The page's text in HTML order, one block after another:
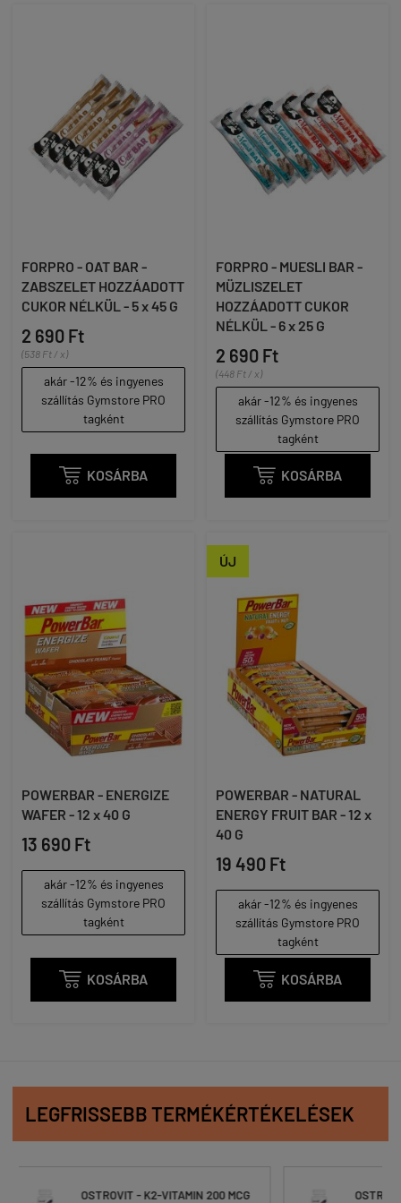
FORPRO - OAT BAR -
ZABSZELET HOZZÁADOTT
CUKOR NÉLKÜL - 5 x 45 G
2 690 Ft
(538 Ft / x)
akár -12% és ingyenes
szállítás Gymstore PRO
tagként
 KOSÁRBA
FORPRO - MUESLI BAR -
MÜZLISZELET
HOZZÁADOTT CUKOR
NÉLKÜL - 6 x 25 G
2 690 Ft
(448 Ft / x)
akár -12% és ingyenes
szállítás Gymstore PRO
tagként
 KOSÁRBA
POWERBAR - ENERGIZE
WAFER - 12 x 40 G
13 690 Ft
akár -12% és ingyenes
szállítás Gymstore PRO
tagként
 KOSÁRBA
ÚJ
POWERBAR - NATURAL
ENERGY FRUIT BAR - 12 x
40 G
19 490 Ft
akár -12% és ingyenes
szállítás Gymstore PRO
tagként
 KOSÁRBA
LEGFRISSEBB TERMÉKÉRTÉKELÉSEK
OSTROVIT - K2-VITAMIN 200 MCG